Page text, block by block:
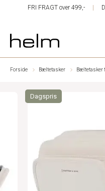
FRI FRAGT over 499,-
Forside Bæltetasker Bæltetasker
Dagspris